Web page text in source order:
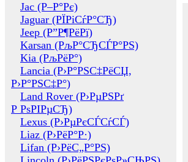
Jac (Р–Р°Рє)
Jaguar (РЇРіСѓР°СЂ)
Jeep (Р”Р¶РёРї)
Karsan (РљР°СЂСЃР°РЅ)
Kia (РљРёР°)
Lancia (Р›Р°РЅС‡РёСЏ,
Р›Р°РЅС‡Р°)
Land Rover (Р›РµРЅРґ
Р РѕРІРµСЂ)
Lexus (Р›РµРєСЃСѓСЃ)
Liaz (Р›РёР°Р·)
Lifan (Р›РёС„Р°РЅ)